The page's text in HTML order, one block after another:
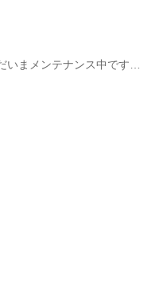
いまメンテナンス中です…